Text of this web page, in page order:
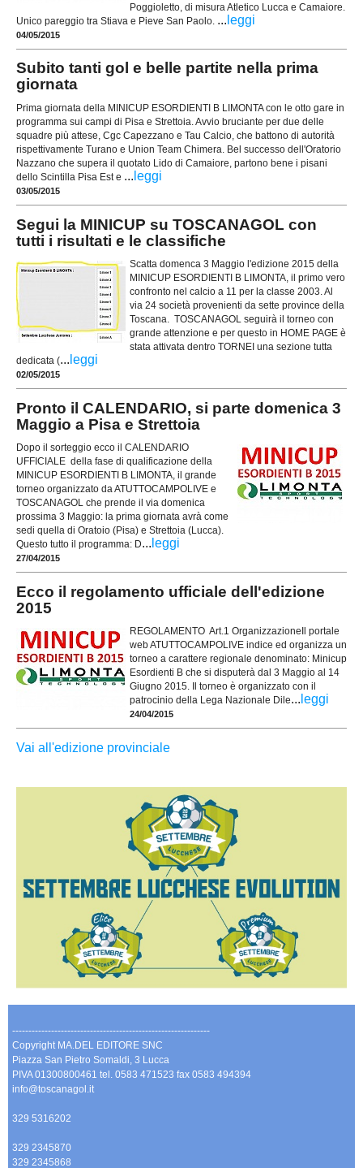
Poggioletto, di misura Atletico Lucca e Camaiore.
Unico pareggio tra Stiava e Pieve San Paolo. ... leggi
04/05/2015
Subito tanti gol e belle partite nella prima
giornata
Prima giornata della MINICUP ESORDIENTI B LIMONTA con le otto gare in
programma sui campi di Pisa e Strettoia. Avvio bruciante per due delle
squadre più attese, Cgc Capezzano e Tau Calcio, che battono di autorità
rispettivamente Turano e Union Team Chimera. Bel successo dell'Oratorio
Nazzano che supera il quotato Lido di Camaiore, partono bene i pisani
dello Scintilla Pisa Est e ... leggi
03/05/2015
Segui la MINICUP su TOSCANAGOL con
tutti i risultati e le classifiche
Scatta domenca 3 Maggio l'edizione 2015 della
MINICUP ESORDIENTI B LIMONTA, il primo vero
confronto nel calcio a 11 per la classe 2003. Al
via 24 società provenienti da sette province della
Toscana. TOSCANAGOL seguirà il torneo con
grande attenzione e per questo in HOME PAGE è
stata attivata dentro TORNEI una sezione tutta
dedicata (... leggi
02/05/2015
Pronto il CALENDARIO, si parte domenica 3
Maggio a Pisa e Strettoia
Dopo il sorteggio ecco il CALENDARIO
UFFICIALE della fase di qualificazione della
MINICUP ESORDIENTI B LIMONTA, il grande
torneo organizzato da ATUTTOCAMPOLIVE e
TOSCANAGOL che prende il via domenica
prossima 3 Maggio: la prima giornata avrà come
sedi quella di Oratoio (Pisa) e Strettoia (Lucca).
Questo tutto il programma: D... leggi
27/04/2015
Ecco il regolamento ufficiale dell'edizione
2015
REGOLAMENTO Art.1 OrganizzazioneIl portale
web ATUTTOCAMPOLIVE indice ed organizza un
torneo a carattere regionale denominato: Minicup
Esordienti B che si disputerà dal 3 Maggio al 14
Giugno 2015. Il torneo è organizzato con il
patrocinio della Lega Nazionale Dile... leggi
24/04/2015
Vai all'edizione provinciale
-------------------------------------------------------------
Copyright MA.DEL EDITORE SNC
Piazza San Pietro Somaldi, 3 Lucca
PIVA 01300800461 tel. 0583 471523 fax 0583 494394
info@toscanagol.it
329 5316202
329 2345870
329 2345868